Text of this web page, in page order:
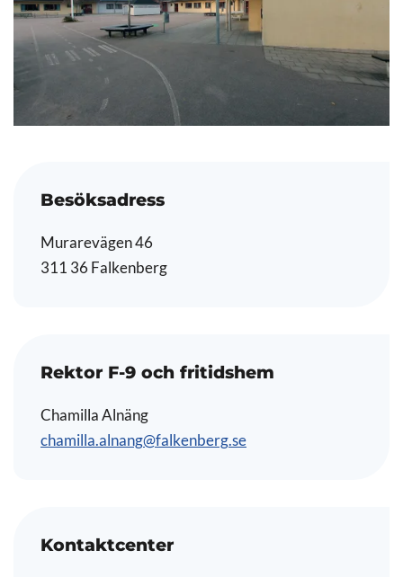
Besöksadress
Murarevägen 46
311 36 Falkenberg
Rektor F-9 och fritidshem
Chamilla Alnäng
chamilla.alnang@falkenberg.se
Kontaktcenter